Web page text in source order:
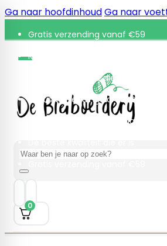
Ga naar hoofdinhoudGa naar
Gratis verzending vanaf €59
Retourneren binnen 30 dagen
De beste kwaliteit die er is
Gratis verzending vanaf €59
Retourneren binnen 30 dagen
Zoeken
0